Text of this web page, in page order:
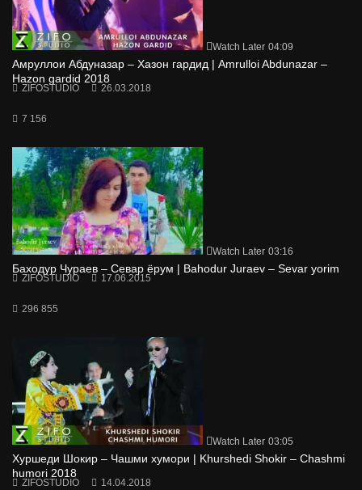
Watch Later 04:09
Амруллои Абдуназар – Хазон гардид | Amrulloi Abdunazar –
Hazon gardid 2018
ZIFOSTUDIO 26.03.2018
7 156
Watch Later 03:16
Баходур Чураев – Севар ёрум | Bahodur Juraev – Sevar yorim
ZIFOSTUDIO 17.06.2015
296 855
Watch Later 03:05
Хуршеди Шокир – Чашми хумори | Khurshedi Shokir – Chashmi
humori 2018
ZIFOSTUDIO 14.04.2018